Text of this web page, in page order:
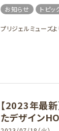
お知らせ
トピッ
プリジェルミューズ
【2023年最
たデザイン